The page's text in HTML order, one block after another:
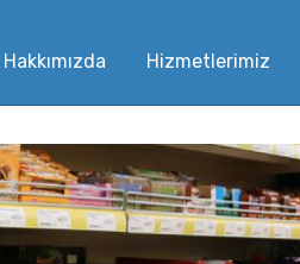
Hakkımızda Hizmetlerimiz